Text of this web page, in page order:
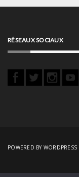
RÉSEAUX SOCIAUX
POWERED BY WORDPRESS